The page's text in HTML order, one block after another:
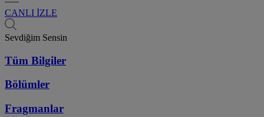
CANLI İZLE
Sevdiğim Sensin
Tüm Bilgiler
Bölümler
Fragmanlar